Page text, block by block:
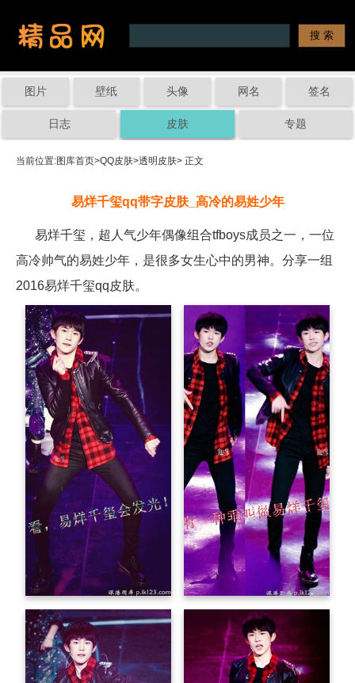
图片 壁纸 头像 网名 签名
日志 皮肤 专题
当前位置:图库首页>QQ皮肤>透明皮肤> 正文
易烊千玺qq带字皮肤_高冷的易姓少年
易烊千玺，超人气少年偶像组合tfboys成员之一，一位
高冷帅气的易姓少年，是很多女生心中的男神。分享一组
2016易烊千玺qq皮肤。